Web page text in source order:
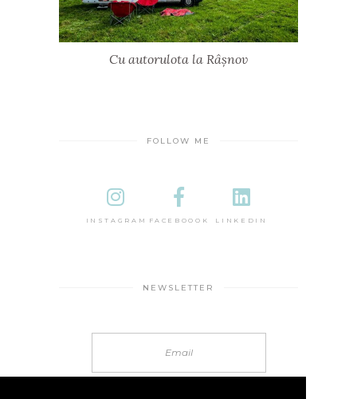
Cu autorulota la Râșnov
FOLLOW ME
INSTAGRAM FACEBOOOK LINKEDIN
NEWSLETTER